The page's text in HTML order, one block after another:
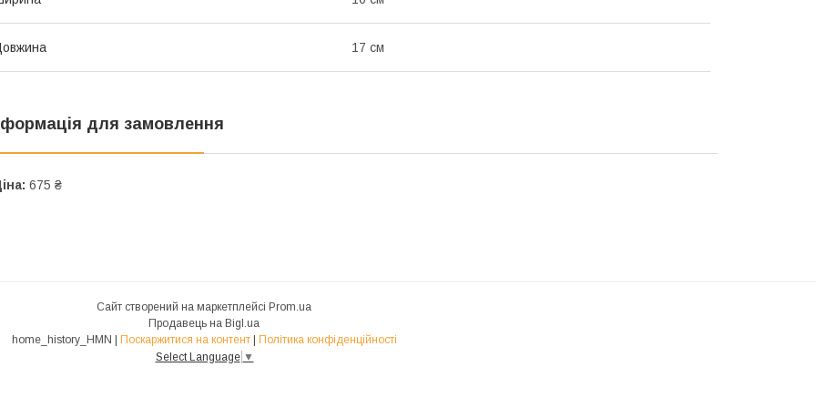
17 см
для замовлення
675 ₴
Сайт створений на маркетплейсі Prom.ua
Продавець на Bigl.ua
Поскаржитися на контент
Політика конфіденційності
Select Language ▼